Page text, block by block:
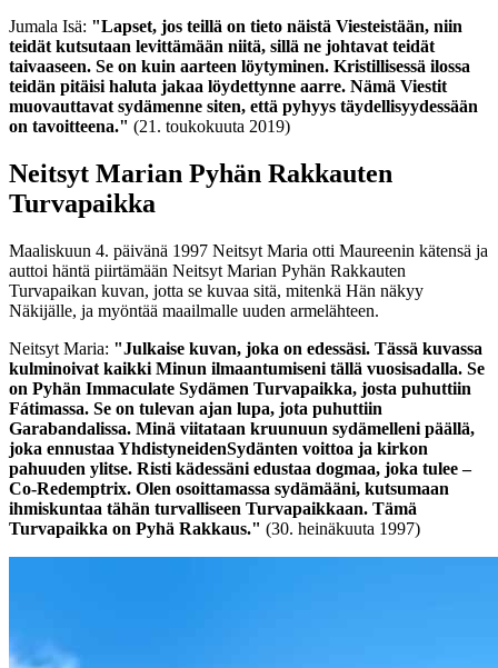
Jumala Isä: "Lapset, jos teillä on tieto näistä Viesteistään, niin
teidät kutsutaan levittämään niitä, sillä ne johtavat teidät
taivaaseen. Se on kuin aarteen löytyminen. Kristillisessä ilossa
teidän pitäisi haluta jakaa löydettynne aarre. Nämä Viestit
muovauttavat sydämenne siten, että pyhyys täydellisyydessään
on tavoitteena." (21. toukokuuta 2019)
Neitsyt Marian Pyhän Rakkauten
Turvapaikka
Maaliskuun 4. päivänä 1997 Neitsyt Maria otti Maureenin kätensä ja
auttoi häntä piirtämään Neitsyt Marian Pyhän Rakkauten
Turvapaikan kuvan, jotta se kuvaa sitä, mitenkä Hän näkyy
Näkijälle, ja myöntää maailmalle uuden armelähteen.
Neitsyt Maria: "Julkaise kuvan, joka on edessäsi. Tässä kuvassa
kulminoivat kaikki Minun ilmaantumiseni tällä vuosisadalla. Se
on Pyhän Immaculate Sydämen Turvapaikka, josta puhuttiin
Fátimassa. Se on tulevan ajan lupa, jota puhuttiin
Garabandalissa. Minä viitataan kruunuun sydämelleni päällä,
joka ennustaa YhdistyneidenSydänten voittoa ja kirkon
pahuuden ylitse. Risti kädessäni edustaa dogmaa, joka tulee –
Co-Redemptrix. Olen osoittamassa sydämääni, kutsumaan
ihmiskuntaa tähän turvalliseen Turvapaikkaan. Tämä
Turvapaikka on Pyhä Rakkaus." (30. heinäkuuta 1997)